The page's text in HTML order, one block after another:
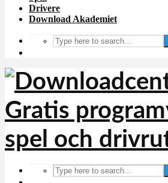
Drivere
Download Akademiet